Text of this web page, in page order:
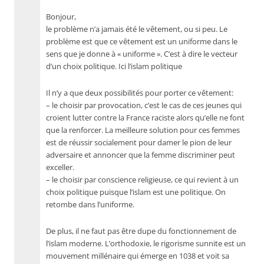
Bonjour,
le problème n’a jamais été le vêtement, ou si peu. Le
problème est que ce vêtement est un uniforme dans le
sens que je donne à « uniforme ». C’est à dire le vecteur
d’un choix politique. Ici l’islam politique
Il n’y a que deux possibilités pour porter ce vêtement:
– le choisir par provocation, c’est le cas de ces jeunes qui
croient lutter contre la France raciste alors qu’elle ne font
que la renforcer. La meilleure solution pour ces femmes
est de réussir socialement pour damer le pion de leur
adversaire et annoncer que la femme discriminer peut
exceller.
– le choisir par conscience religieuse, ce qui revient à un
choix politique puisque l’islam est une politique. On
retombe dans l’uniforme.
De plus, il ne faut pas être dupe du fonctionnement de
l’islam moderne. L’orthodoxie, le rigorisme sunnite est un
mouvement millénaire qui émerge en 1038 et voit sa